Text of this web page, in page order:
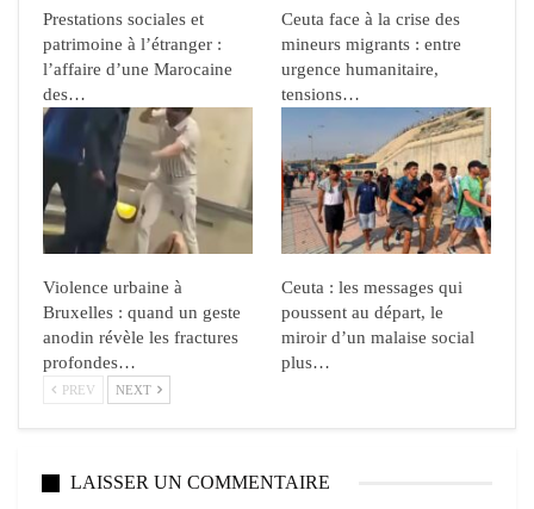
Prestations sociales et
patrimoine à l’étranger :
l’affaire d’une Marocaine
des…
Ceuta face à la crise des
mineurs migrants : entre
urgence humanitaire,
tensions…
Violence urbaine à
Bruxelles : quand un geste
anodin révèle les fractures
profondes…
Ceuta : les messages qui
poussent au départ, le
miroir d’un malaise social
plus…
PREV NEXT
LAISSER UN COMMENTAIRE